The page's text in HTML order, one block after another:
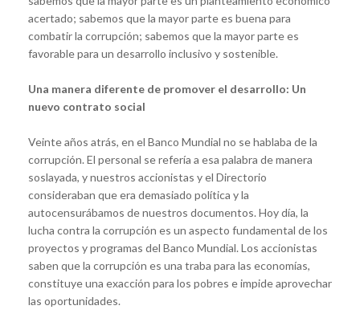
acertado; sabemos que la mayor parte es buena para
combatir la corrupción; sabemos que la mayor parte es
favorable para un desarrollo inclusivo y sostenible.
Una manera diferente de promover el desarrollo: Un
nuevo contrato social
Veinte años atrás, en el Banco Mundial no se hablaba de la
corrupción. El personal se refería a esa palabra de manera
soslayada, y nuestros accionistas y el Directorio
consideraban que era demasiado política y la
autocensurábamos de nuestros documentos. Hoy día, la
lucha contra la corrupción es un aspecto fundamental de los
proyectos y programas del Banco Mundial. Los accionistas
saben que la corrupción es una traba para las economías,
constituye una exacción para los pobres e impide aprovechar
las oportunidades.